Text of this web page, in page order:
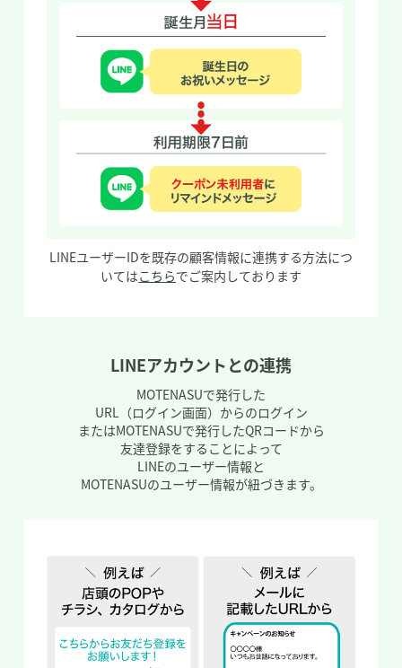
LINEユーザーIDを既存の顧客情報に連携する方法につ
いてはこちらでご案内しております
LINEアカウントとの連携
MOTENASUで発行した
URL（ログイン画面）からのログイン
またはMOTENASUで発行したQRコードから
友達登録をすることによって
LINEのユーザー情報と
MOTENASUのユーザー情報が紐づきます。